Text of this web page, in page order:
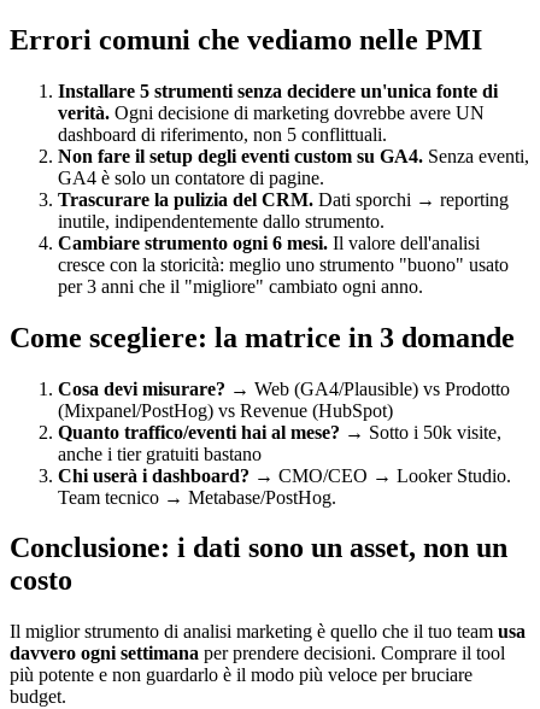
Errori comuni che vediamo nelle PMI
Installare 5 strumenti senza decidere un'unica fonte di
verità. Ogni decisione di marketing dovrebbe avere UN
dashboard di riferimento, non 5 conflittuali.
Non fare il setup degli eventi custom su GA4. Senza eventi,
GA4 è solo un contatore di pagine.
Trascurare la pulizia del CRM. Dati sporchi → reporting
inutile, indipendentemente dallo strumento.
Cambiare strumento ogni 6 mesi. Il valore dell'analisi
cresce con la storicità: meglio uno strumento "buono" usato
per 3 anni che il "migliore" cambiato ogni anno.
Come scegliere: la matrice in 3 domande
Cosa devi misurare? → Web (GA4/Plausible) vs Prodotto
(Mixpanel/PostHog) vs Revenue (HubSpot)
Quanto traffico/eventi hai al mese? → Sotto i 50k visite,
anche i tier gratuiti bastano
Chi userà i dashboard? → CMO/CEO → Looker Studio.
Team tecnico → Metabase/PostHog.
Conclusione: i dati sono un asset, non un
costo
Il miglior strumento di analisi marketing è quello che il tuo team usa
davvero ogni settimana per prendere decisioni. Comprare il tool
più potente e non guardarlo è il modo più veloce per bruciare
budget.